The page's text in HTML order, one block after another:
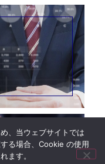
、当ウェブサイトでは
る場合、Cookie の使用
ます。